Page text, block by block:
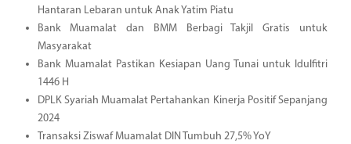
Hantaran Lebaran untuk Anak Yatim Piatu
Bank Muamalat dan BMM Berbagi Takjil Gratis untuk
Masyarakat
Bank Muamalat Pastikan Kesiapan Uang Tunai untuk Idulfitri
1446 H
DPLK Syariah Muamalat Pertahankan Kinerja Positif Sepanjang
2024
Transaksi Ziswaf Muamalat DIN Tumbuh 27,5% YoY